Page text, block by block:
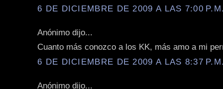
6 DE DICIEMBRE DE 2009 A LAS 7:00
Anónimo dijo...
Cuanto más conozco a los KK, más amo a mi
6 DE DICIEMBRE DE 2009 A LAS 8:37
Anónimo dijo...